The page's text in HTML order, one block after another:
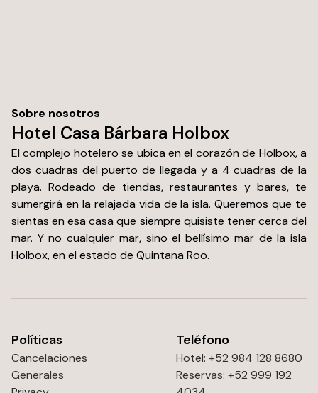
Sobre nosotros
Hotel Casa Bárbara Holbox
El complejo hotelero se ubica en el corazón de Holbox, a
dos cuadras del puerto de llegada y a 4 cuadras de la
playa. Rodeado de tiendas, restaurantes y bares, te
sumergirá en la relajada vida de la isla. Queremos que te
sientas en esa casa que siempre quisiste tener cerca del
mar. Y no cualquier mar, sino el bellísimo mar de la isla
Holbox, en el estado de Quintana Roo.
Políticas
Cancelaciones
Generales
Teléfono
Hotel: +52 984 128 8680
Reservas: +52 999 192